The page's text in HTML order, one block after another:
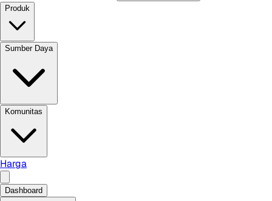
Produk
Sumber Daya
Komunitas
Harga
Dashboard